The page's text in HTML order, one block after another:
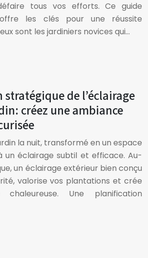
tous vos efforts. Ce guide
les clés pour une réussite
sont les jardiniers novices qui…
de l’éclairage
créez une ambiance
la nuit, transformé en un espace
un éclairage subtil et efficace. Au-
un éclairage extérieur bien conçu
valorise vos plantations et crée
Une planification